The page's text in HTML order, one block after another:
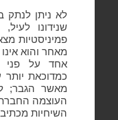
לא ניתן לנתק
שנידונו
פמיניסטיות
מאחר והוא
אחד על פני
כמדוכאת
מאשר הגבר;
העוצמה
השיחיות